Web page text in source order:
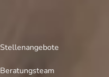
Stellenangebote
Beratungsteam